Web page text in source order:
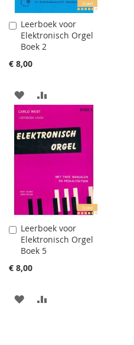
Leerboek voor
Elektronisch Orgel
Boek 2
€ 8,00
Aan
winkelwagen
toevoegen
AAN
VERLANGLIJST
TOEVOEGEN
OM
TE
VERGELIJKEN
Leerboek voor
Elektronisch Orgel
Boek 5
€ 8,00
Aan
winkelwagen
toevoegen
AAN